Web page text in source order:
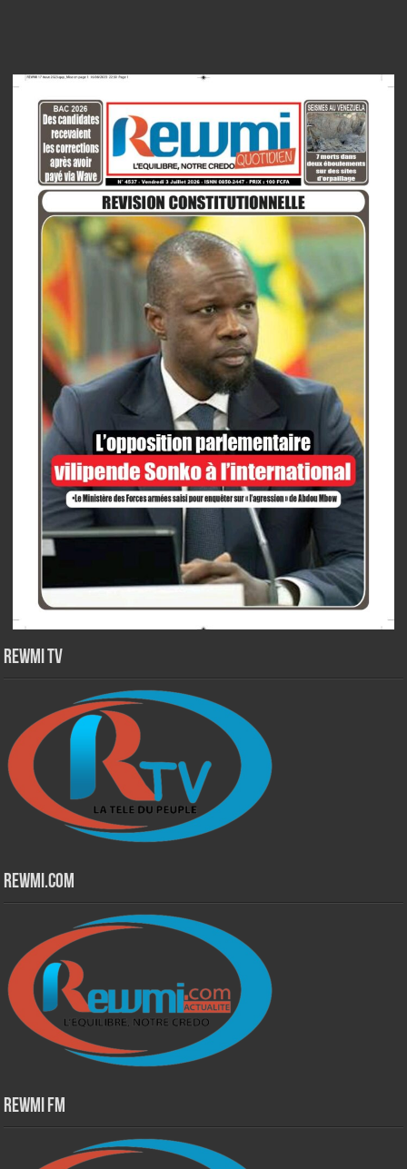
Rewmi TV
Rewmi.Com
Rewmi Fm